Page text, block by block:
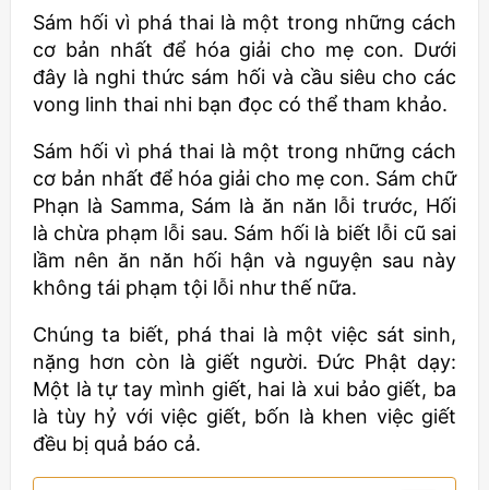
Sám hối vì phá thai là một trong những cách
cơ bản nhất để hóa giải cho mẹ con. Dưới
đây là nghi thức sám hối và cầu siêu cho các
vong linh thai nhi bạn đọc có thể tham khảo.
Sám hối vì phá thai là một trong những cách
cơ bản nhất để hóa giải cho mẹ con. Sám chữ
Phạn là Samma, Sám là ăn năn lỗi trước, Hối
là chừa phạm lỗi sau. Sám hối là biết lỗi cũ sai
lầm nên ăn năn hối hận và nguyện sau này
không tái phạm tội lỗi như thế nữa.
Chúng ta biết, phá thai là một việc sát sinh,
nặng hơn còn là giết người. Đức Phật dạy:
Một là tự tay mình giết, hai là xui bảo giết, ba
là tùy hỷ với việc giết, bốn là khen việc giết
đều bị quả báo cả.